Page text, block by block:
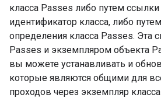
класса Passes либо путем ссылки
идентификатор класса, либо
определения класса Passes. Эта
Passes и экземпляром объекта
вы можете устанавливать и
которые являются общими для
проходов через экземпляр